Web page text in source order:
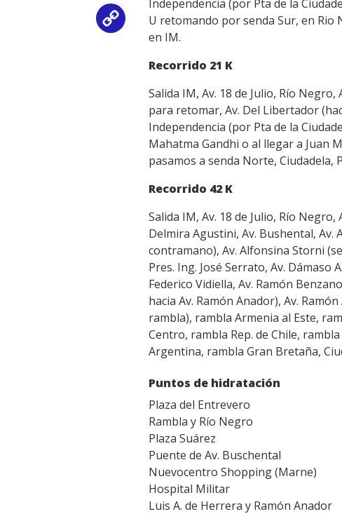
Copy
Independencia (por Pta de la
U retomando por senda Sur, en Rio
en IM.
Recorrido 21 K
Salida IM, Av. 18 de Julio, Río
para retomar, Av. Del Libertador
Independencia (por Pta de la
Mahatma Gandhi o al llegar a Juan
pasamos a senda Norte, Ciudadela,
Recorrido 42 K
Salida IM, Av. 18 de Julio, Río Negro,
Delmira Agustini, Av. Bushental,
contramano), Av. Alfonsina Storni
Pres. Ing. José Serrato, Av. Dámaso
Federico Vidiella, Av. Ramón
hacia Av. Ramón Anador), Av.
rambla), rambla Armenia al Este,
Centro, rambla Rep. de Chile,
Argentina, rambla Gran Bretaña,
Puntos de hidratación
Plaza del Entrevero
Rambla y Río Negro
Plaza Suárez
Puente de Av. Buschental
Nuevocentro Shopping (Marne)
Hospital Militar
Luis A. de Herrera y Ramón Anador